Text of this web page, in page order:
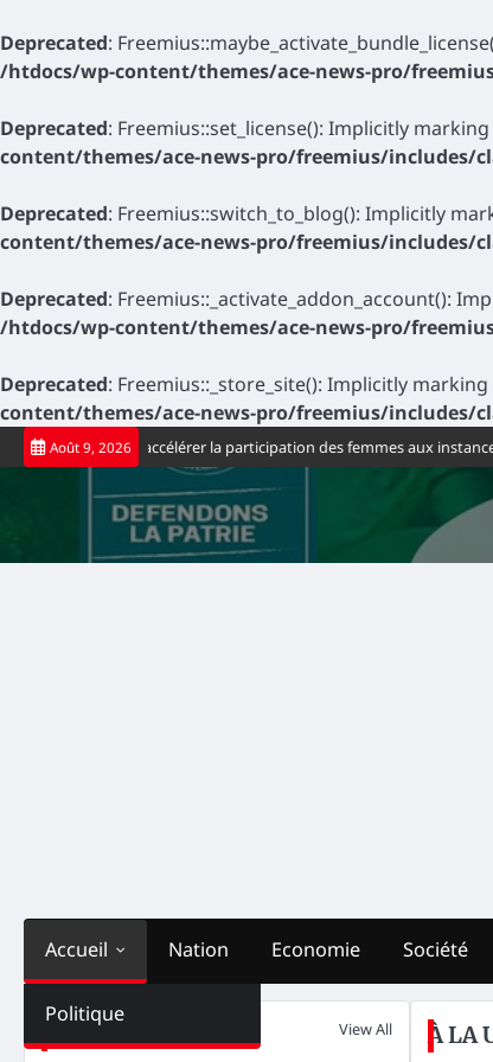
Deprecated:
/htdocs/wp-content/themes/ace-news-pro/
Deprecated: Freemius::set_license(): Implicitly
content/themes/ace-news-pro/freemius/includes/
Deprecated: Freemius::switch_to_blog(): Implicitly
content/themes/ace-news-pro/freemius/includes/
Deprecated: Freemius::_activate_addon_account():
/htdocs/wp-content/themes/ace-news-pro/
Deprecated: Freemius::_store_site(): Implicitly
content/themes/ace-news-pro/freemius/includes/
Skip
to
Août 9, 2026
accélérer la participation des femmes aux instances de décision
Accueil
Politique
Nation Economie Société
Nation View All À LA